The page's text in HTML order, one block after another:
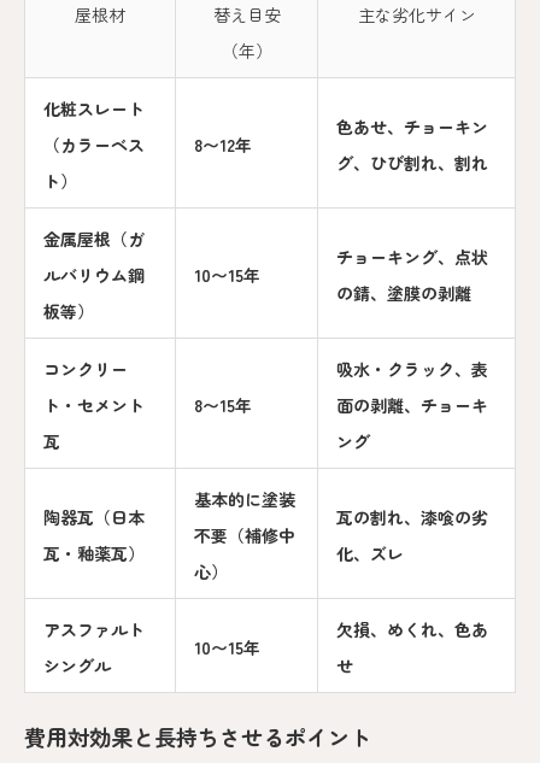
屋根材
替え目安
（年）
主な劣化サイン
化粧スレート
（カラーベス
ト）
8〜12年
色あせ、チョーキン
グ、ひび割れ、割れ
金属屋根（ガ
ルバリウム鋼
板等）
10〜15年
チョーキング、点状
の錆、塗膜の剥離
コンクリー
ト・セメント
瓦
8〜15年
吸水・クラック、表
面の剥離、チョーキ
ング
陶器瓦（日本
瓦・釉薬瓦）
基本的に塗装
不要（補修中
心）
瓦の割れ、漆喰の劣
化、ズレ
アスファルト
シングル
10〜15年
欠損、めくれ、色あ
せ
費用対効果と長持ちさせるポイント